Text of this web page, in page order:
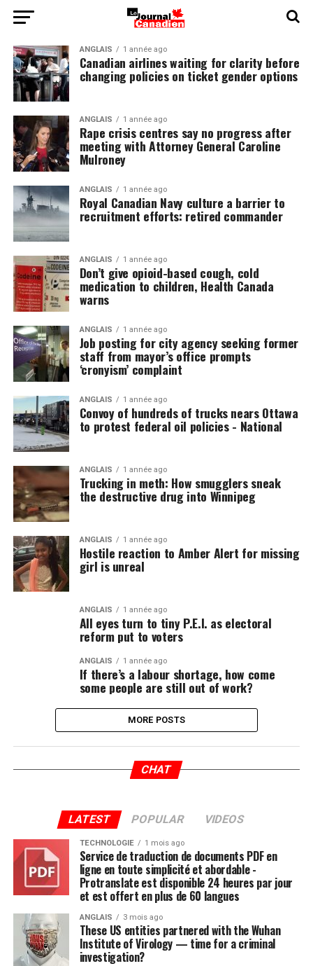
ANGLAIS 1 année ago
Canadian airlines waiting for clarity before
changing policies on ticket gender options
ANGLAIS 1 année ago
Rape crisis centres say no progress after
meeting with Attorney General Caroline
Mulroney
ANGLAIS 1 année ago
Royal Canadian Navy culture a barrier to
recruitment efforts: retired commander
ANGLAIS 1 année ago
Don’t give opioid-based cough, cold
medication to children, Health Canada
warns
ANGLAIS 1 année ago
Job posting for city agency seeking former
staff from mayor’s office prompts
‘cronyism’ complaint
ANGLAIS 1 année ago
Convoy of hundreds of trucks nears Ottawa
to protest federal oil policies - National
ANGLAIS 1 année ago
Trucking in meth: How smugglers sneak
the destructive drug into Winnipeg
ANGLAIS 1 année ago
Hostile reaction to Amber Alert for missing
girl is unreal
ANGLAIS 1 année ago
All eyes turn to tiny P.E.I. as electoral
reform put to voters
ANGLAIS 1 année ago
If there’s a labour shortage, how come
some people are still out of work?
MORE POSTS
CHAT
LATEST POPULAR VIDEOS
TECHNOLOGIE 1 mois ago
Service de traduction de documents PDF en
ligne en toute simplicité et abordable -
Protranslate est disponible 24 heures par jour
et est offert en plus de 60 langues
ANGLAIS 3 mois ago
These US entities partnered with the Wuhan
Institute of Virology — time for a criminal
investigation?